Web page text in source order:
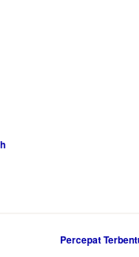
Percepat